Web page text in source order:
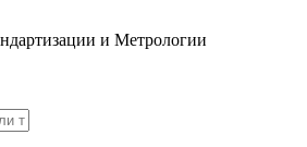
и Метрологии